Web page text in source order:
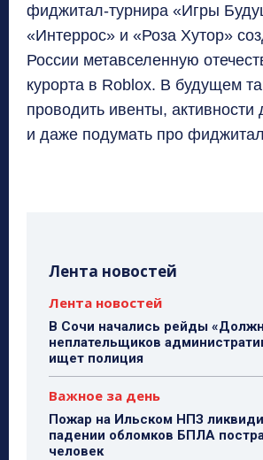
фиджитал-турнира «Игры
«Интеррос» и «Роза Хутор»
России метавселенную
курорта в Roblox. В будущем
проводить ивенты, активности
и даже подумать про
Лента новостей
Лента новостей
В Сочи начались рейды
неплательщиков
ищет полиция
Важное за день
Пожар на Ильском НПЗ
падении обломков БПЛА
человек